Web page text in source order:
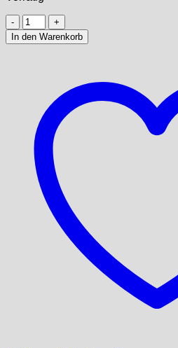
Matau
-
Jade
In den Warenkorb